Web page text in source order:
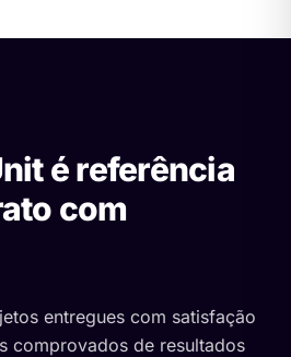
é referência
com
entregues com satisfação
comprovados de resultados